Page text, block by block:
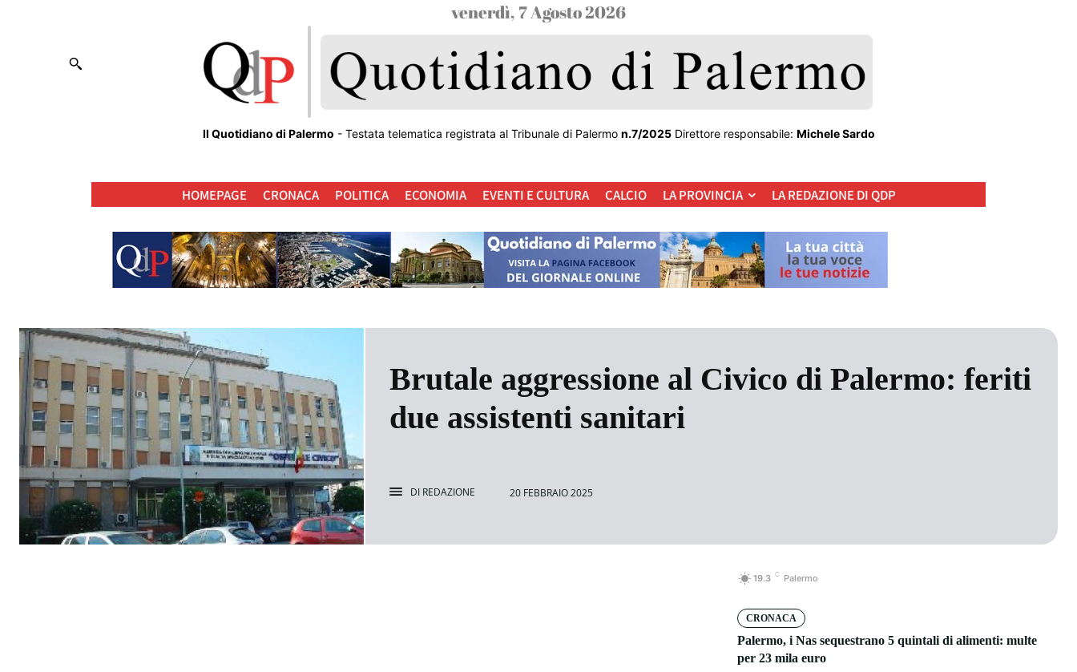
venerdì, 7 Agosto 2026
Il Quotidiano di Palermo - Testata telematica registrata al Tribunale di Palermo n.7/2025Direttore responsabile: Michele Sardo
HOMEPAGE CRONACA POLITICA ECONOMIA EVENTI E CULTURA CALCIO LA PROVINCIA LA REDAZIONE DI QDP
Brutale aggressione al Civico di Palermo: feriti
due assistenti sanitari
DI REDAZIONE 20 FEBBRAIO 2025
19.3 C Palermo
CRONACA
Palermo, i Nas sequestrano 5 quintali di alimenti: multe
per 23 mila euro